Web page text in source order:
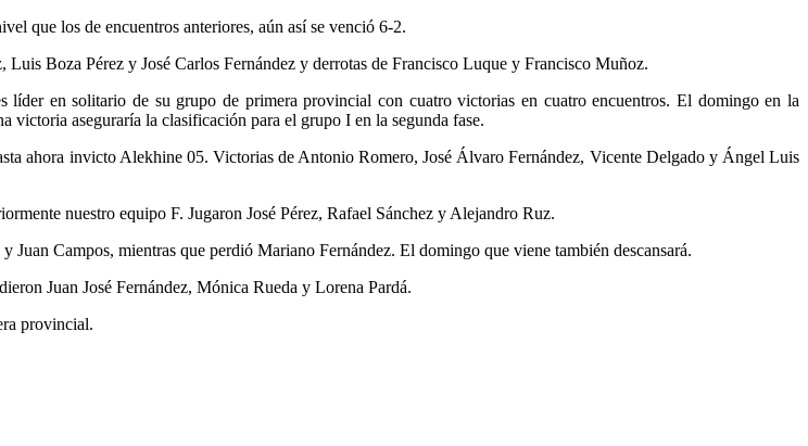
que los de encuentros anteriores, aún así se venció 6-2.
Boza Pérez y José Carlos Fernández y derrotas de Francisco Luque y Francisco Muñoz.
en solitario de su grupo de primera provincial con cuatro victorias en cuatro encuentros. El domingo en la
aseguraría la clasificación para el grupo I en la segunda fase.
ahora invicto Alekhine 05. Victorias de Antonio Romero, José Álvaro Fernández, Vicente Delgado y Ángel Luis
nuestro equipo F. Jugaron José Pérez, Rafael Sánchez y Alejandro Ruz.
Campos, mientras que perdió Mariano Fernández. El domingo que viene también descansará.
Juan José Fernández, Mónica Rueda y Lorena Pardá.
provincial.